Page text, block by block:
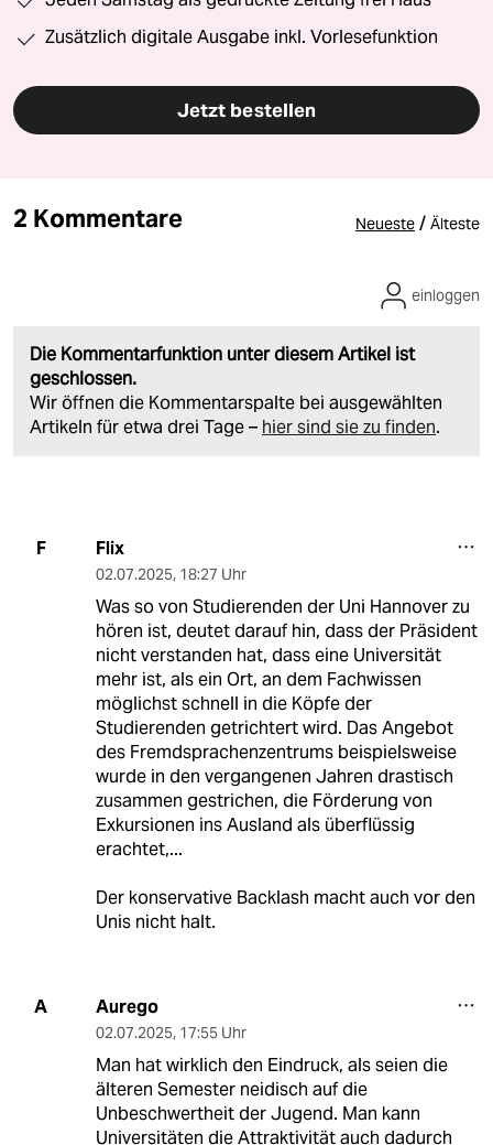
Zusätzlich digitale Ausgabe inkl. Vorlesefunktion
Jetzt bestellen
2 Kommentare Neueste / Älteste
Die Kommentarfunktion unter diesem Artikel ist
geschlossen.
Wir öffnen die Kommentarspalte bei ausgewählten
Artikeln für etwa drei Tage – hier sind sie zu finden.
einloggen
F Flix
02.07.2025, 18:27 Uhr
Was so von Studierenden der Uni Hannover zu
hören ist, deutet darauf hin, dass der Präsident
nicht verstanden hat, dass eine Universität
mehr ist, als ein Ort, an dem Fachwissen
möglichst schnell in die Köpfe der
Studierenden getrichtert wird. Das Angebot
des Fremdsprachenzentrums beispielsweise
wurde in den vergangenen Jahren drastisch
zusammen gestrichen, die Förderung von
Exkursionen ins Ausland als überflüssig
erachtet,...
Der konservative Backlash macht auch vor den
Unis nicht halt.
A Aurego
02.07.2025, 17:55 Uhr
Man hat wirklich den Eindruck, als seien die
älteren Semester neidisch auf die
Unbeschwertheit der Jugend. Man kann
Universitäten die Attraktivität auch dadurch